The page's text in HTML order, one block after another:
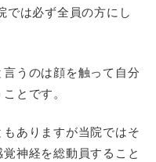
では必ず全員の方にし
うのは顔を触って自分
とです。
ありますが当院ではそ
神経を総動員すること